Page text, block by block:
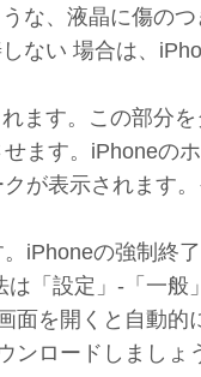
な、液晶に傷の
ない 場合は、
ます。この部分
ます。iPhoneの
が表示されます
iPhoneの強制終
「設定」-「一般
面を開くと自動的
ロードしましょ